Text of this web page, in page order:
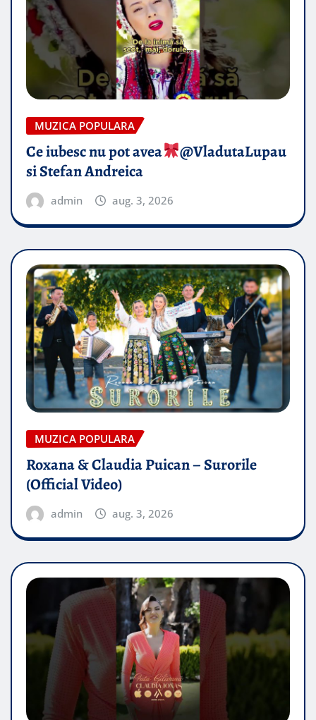
MUZICA POPULARA
Ce iubesc nu pot avea
​@VladutaLupau
si Stefan Andreica
admin aug. 3, 2026
MUZICA POPULARA
Roxana & Claudia Puican – Surorile
(Official Video)
admin aug. 3, 2026